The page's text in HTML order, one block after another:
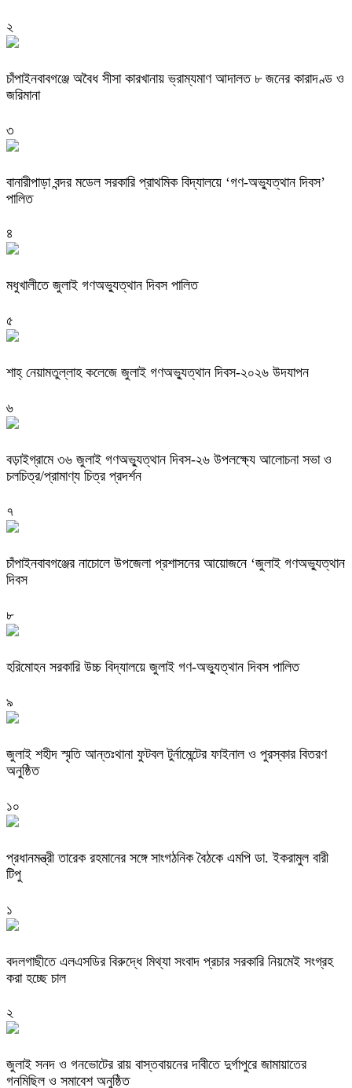
২
চাঁপাইনবাবগঞ্জে অবৈধ সীসা কারখানায় ভ্রাম্যমাণ আদালত ৮ জনের কারাদণ্ড ও
জরিমানা
৩
বানারীপাড়া বন্দর মডেল সরকারি প্রাথমিক বিদ্যালয়ে ‘গণ-অভ্যুত্থান দিবস’
পালিত
৪
মধুখালীতে জুলাই গণঅভ্যুত্থান দিবস পালিত
৫
শাহ্ নেয়ামতুল্লাহ কলেজে জুলাই গণঅভ্যুত্থান দিবস-২০২৬ উদযাপন
৬
বড়াইগ্রামে ৩৬ জুলাই গণঅভ্যুত্থান দিবস-২৬ উপলক্ষ্যে আলোচনা সভা ও
চলচিত্র/প্রামাণ্য চিত্র প্রদর্শন
৭
চাঁপাইনবাবগঞ্জের নাচোলে উপজেলা প্রশাসনের আয়োজনে ‘জুলাই গণঅভ্যুত্থান
দিবস
৮
হরিমোহন সরকারি উচ্চ বিদ্যালয়ে জুলাই গণ-অভ্যুত্থান দিবস পালিত
৯
জুলাই শহীদ স্মৃতি আন্তঃথানা ফুটবল টুর্নামেন্টের ফাইনাল ও পুরস্কার বিতরণ
অনুষ্ঠিত
১০
প্রধানমন্ত্রী তারেক রহমানের সঙ্গে সাংগঠনিক বৈঠকে এমপি ডা. ইকরামুল বারী
টিপু
১
বদলগাছীতে এলএসডির বিরুদ্ধে মিথ্যা সংবাদ প্রচার সরকারি নিয়মেই সংগ্রহ
করা হচ্ছে চাল
২
জুলাই সনদ ও গনভোটের রায় বাস্তবায়নের দাবীতে দুর্গাপুরে জামায়াতের
গনমিছিল ও সমাবেশ অনুষ্ঠিত